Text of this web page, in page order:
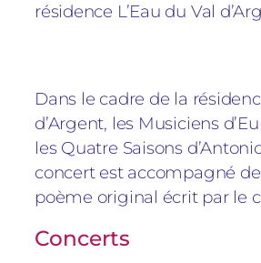
résidence L’Eau du Val
Dans le cadre de la
d’Argent, les Musiciens
les Quatre Saisons
concert est accompagné
poème original écrit par le
Concerts